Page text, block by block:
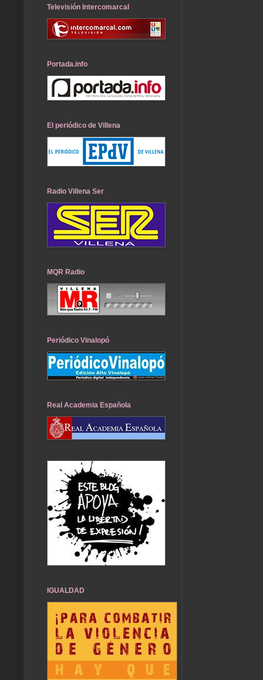
Televisión Intercomarcal
Portada.info
El periódico de Villena
Radio Villena Ser
MQR Radio
Periódico Vinalopó
Real Academia Española
IGUALDAD